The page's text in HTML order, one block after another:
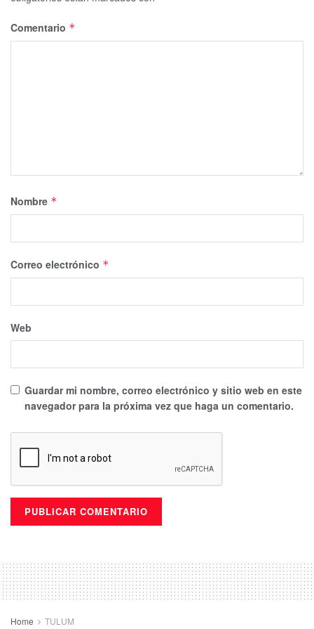
Comentario *
Nombre *
Correo electrónico *
Web
Guardar mi nombre, correo electrónico y sitio web en este
navegador para la próxima vez que haga un comentario.
Home TULUM